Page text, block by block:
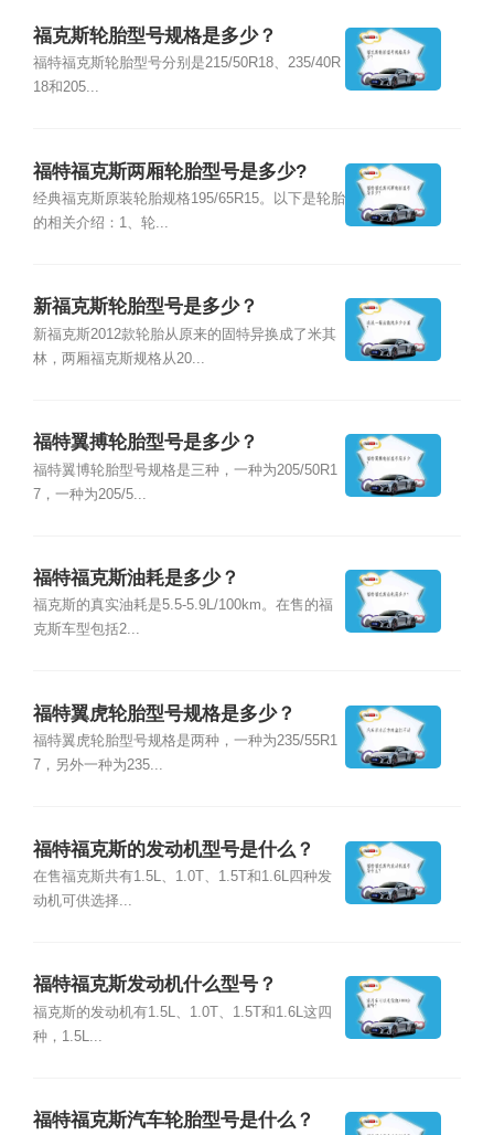
福克斯轮胎型号规格是多少？
福特福克斯轮胎型号分别是215/50R18、235/40R
18和205...
福特福克斯两厢轮胎型号是多少?
经典福克斯原装轮胎规格195/65R15。以下是轮胎
的相关介绍：1、轮...
新福克斯轮胎型号是多少？
新福克斯2012款轮胎从原来的固特异换成了米其
林，两厢福克斯规格从20...
福特翼搏轮胎型号是多少？
福特翼博轮胎型号规格是三种，一种为205/50R1
7，一种为205/5...
福特福克斯油耗是多少？
福克斯的真实油耗是5.5-5.9L/100km。在售的福
克斯车型包括2...
福特翼虎轮胎型号规格是多少？
福特翼虎轮胎型号规格是两种，一种为235/55R1
7，另外一种为235...
福特福克斯的发动机型号是什么？
在售福克斯共有1.5L、1.0T、1.5T和1.6L四种发
动机可供选择...
福特福克斯发动机什么型号？
福克斯的发动机有1.5L、1.0T、1.5T和1.6L这四
种，1.5L...
福特福克斯汽车轮胎型号是什么？